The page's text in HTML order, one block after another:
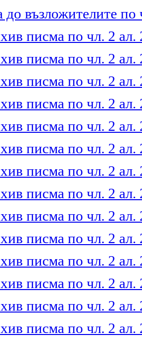
възложителите по
писма по чл. 2 ал.
писма по чл. 2 ал.
писма по чл. 2 ал.
писма по чл. 2 ал.
писма по чл. 2 ал.
писма по чл. 2 ал.
писма по чл. 2 ал.
писма по чл. 2 ал.
писма по чл. 2 ал.
писма по чл. 2 ал.
писма по чл. 2 ал.
писма по чл. 2 ал.
писма по чл. 2 ал.
писма по чл. 2 ал.